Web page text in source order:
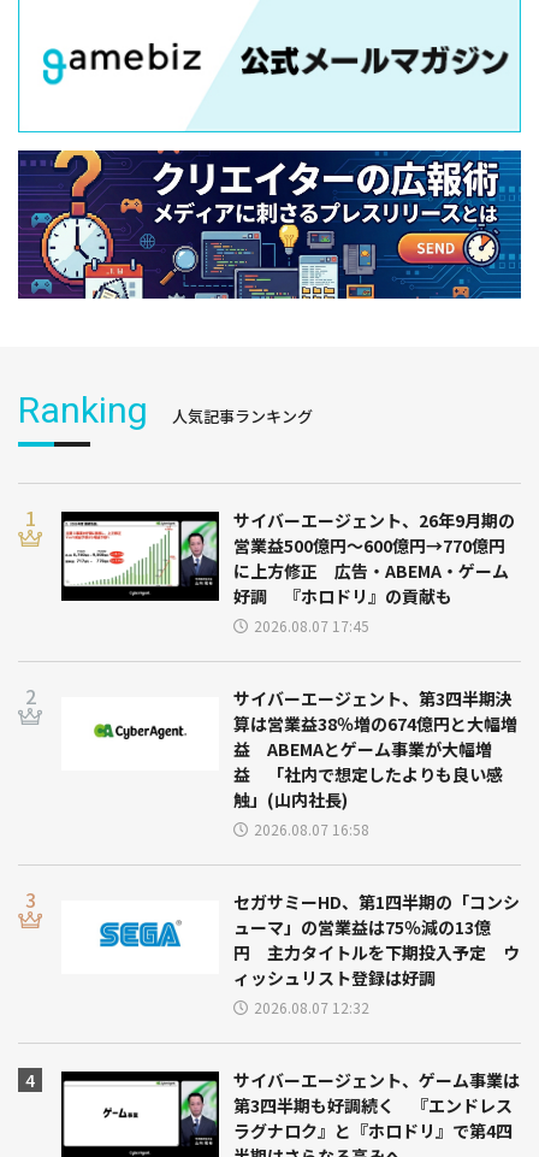
Ranking 人気記事ランキング
サイバーエージェント、26年9月期の
営業益500億円～600億円→770億円
に上方修正 広告・ABEMA・ゲーム
好調 『ホロドリ』の貢献も
2026.08.07 17:45
サイバーエージェント、第3四半期決
算は営業益38％増の674億円と大幅増
益 ABEMAとゲーム事業が大幅増
益 「社内で想定したよりも良い感
触」(山内社長)
2026.08.07 16:58
セガサミーHD、第1四半期の「コンシ
ューマ」の営業益は75％減の13億
円 主力タイトルを下期投入予定 ウ
ィッシュリスト登録は好調
2026.08.07 12:32
サイバーエージェント、ゲーム事業は
第3四半期も好調続く 『エンドレス
ラグナロク』と『ホロドリ』で第4四